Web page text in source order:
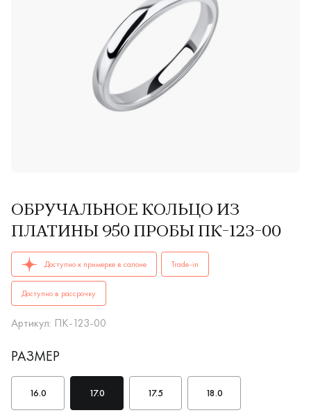
ОБРУЧАЛЬНОЕ КОЛЬЦО ИЗ
ПЛАТИНЫ 950 ПРОБЫ ПК-123-00
ОБРУЧАЛЬНЫЕ КОЛЬЦА женские, парные ПК-123-00 PT
Доступно к примерке в салоне Trade-in
Доступно в рассрочку
Артикул: ПК-123-00
РАЗМЕР
16.0 17.0 17.5 18.0